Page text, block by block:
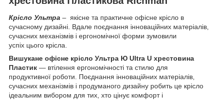
Крісло Ультра – якісне та практичне офісне крісло в
сучасному дизайні. Вдале поєднання інноваційних матеріалів,
сучасних механізмів і ергономічної форми зумовили
успіх цього крісла.
Вишукане офісне крісло Ультра Ю Ultra U хрестовина
Пластик — втілення ергономічності та стилю для
продуктивної роботи. Поєднання інноваційних матеріалів,
сучасних механізмів і продуманого дизайну робить це крісло
ідеальним вибором для тих, хто цінує комфорт і